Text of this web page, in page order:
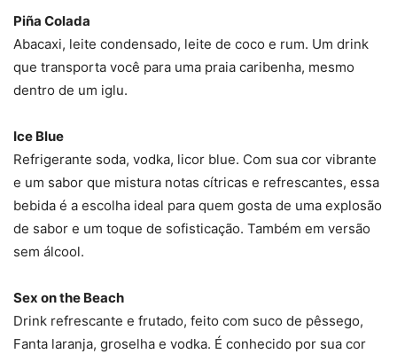
Piña Colada
Abacaxi, leite condensado, leite de coco e rum. Um drink
que transporta você para uma praia caribenha, mesmo
dentro de um iglu.
Ice Blue
Refrigerante soda, vodka, licor blue. Com sua cor vibrante
e um sabor que mistura notas cítricas e refrescantes, essa
bebida é a escolha ideal para quem gosta de uma explosão
de sabor e um toque de sofisticação. Também em versão
sem álcool.
Sex on the Beach
Drink refrescante e frutado, feito com suco de pêssego,
Fanta laranja, groselha e vodka. É conhecido por sua cor